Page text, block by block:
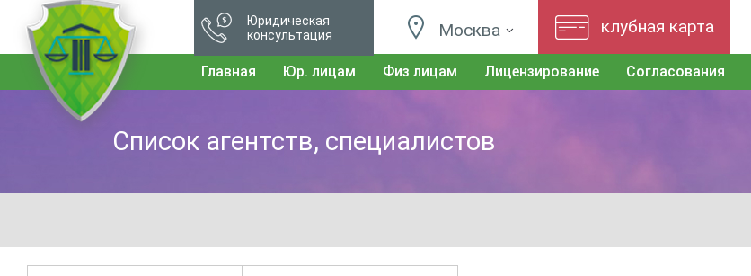
Юридическая
консультация
Москва клубная карта
Главная Юр. лицам Физ лицам Лицензирование Согласования
Список агентств, специалистов